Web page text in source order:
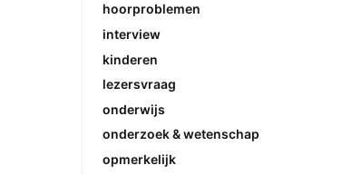
hoorproblemen
interview
kinderen
lezersvraag
onderwijs
onderzoek & wetenschap
opmerkelijk